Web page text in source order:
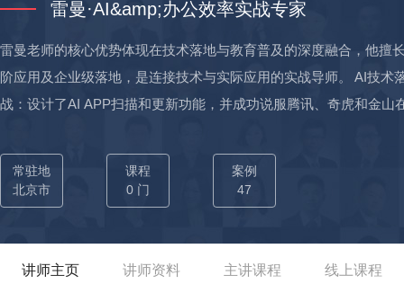
雷曼·AI&amp;办公效率实战专家
雷曼老师的核心优势体现在技术落地与教育普及的深度融合，他擅
阶应用及企业级落地，是连接技术与实际应用的实战导师。 AI技
战：设计了AI APP扫描和更新功能，并成功说服腾讯、奇虎和金
项目连续3年入选微软Office部门Top5创新成果，向全球副总裁汇
牌，收获80万+粉丝，单条AI教学视频播放量破1300万；培养30+专业AI讲师。 办公软件应用：重塑效率边界
技术升级：主导Excel开发者平台API设计，为办公软件注入AI能力
据整合、可视化难题，相关成果在微软Ignite、GlobalExcelConf等
常驻地
北京市
课程
0 门
案例
47
讲师主页 讲师资料 主讲课程 线上课程